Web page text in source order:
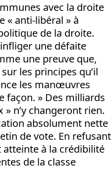
avec la droite
« anti-libéral » à
de la droite.
une défaite
une preuve que,
les principes qu’il
les manœuvres
façon. » Des milliards
n’y changeront rien.
absolument nette
de vote. En refusant
atteinte à la crédibilité
de la classe